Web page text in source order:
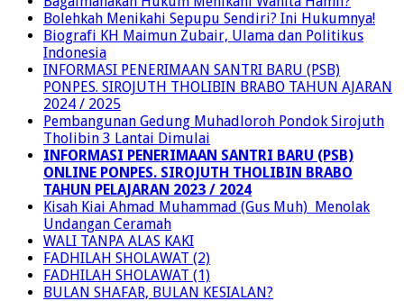
Bolehkah Menikahi Sepupu Sendiri? Ini Hukumnya!
Biografi KH Maimun Zubair, Ulama dan Politikus
Indonesia
INFORMASI PENERIMAAN SANTRI BARU (PSB)
PONPES. SIROJUTH THOLIBIN BRABO TAHUN AJARAN
2024 / 2025
Pembangunan Gedung Muhadloroh Pondok Sirojuth
Tholibin 3 Lantai Dimulai
INFORMASI PENERIMAAN SANTRI BARU (PSB)
ONLINE PONPES. SIROJUTH THOLIBIN BRABO
TAHUN PELAJARAN 2023 / 2024
Kisah Kiai Ahmad Muhammad (Gus Muh) Menolak
Undangan Ceramah
WALI TANPA ALAS KAKI
FADHILAH SHOLAWAT (2)
FADHILAH SHOLAWAT (1)
BULAN SHAFAR, BULAN KESIALAN?